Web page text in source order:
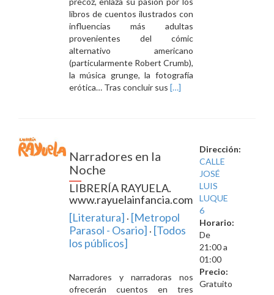
libros de cuentos ilustrados con
influencias más adultas
provenientes del cómic
alternativo americano
(particularmente Robert Crumb),
la música grunge, la fotografía
erótica… Tras concluir sus Leer
concurso
microrrelatos
[…]
Narradores en la
Noche
LIBRERÍA RAYUELA.
www.rayuelainfancia.com
[Literatura] · [Metropol
Parasol - Osario] · [Todos
los públicos]
Narradores y narradoras nos
ofrecerán cuentos en tres
Dirección:
CALLE
JOSÉ
LUIS
LUQUE
6
Horario:
De
21:00 a
01:00
Precio:
Gratuito